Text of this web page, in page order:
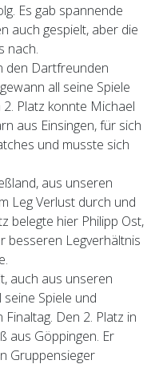
Es gab spannende
auch gespielt, aber die
nach.
den Dartfreunden
all seine Spiele
Platz konnte Michael
aus Einsingen, für sich
und musste sich
aus unseren
Leg Verlust durch und
belegte hier Philipp Ost,
besseren Legverhältnis
auch aus unseren
seine Spiele und
Den 2. Platz in
aus Göppingen. Er
Gruppensieger